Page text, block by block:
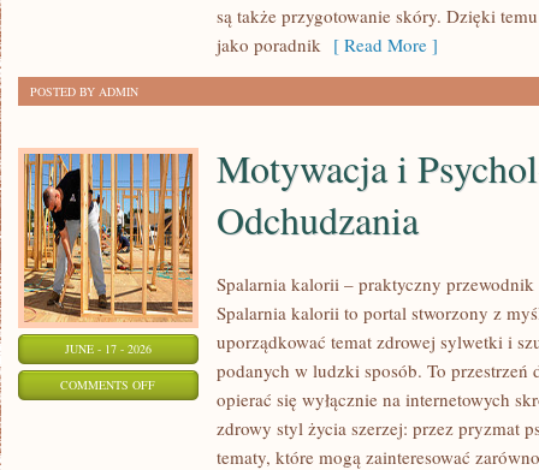
są także przygotowanie skóry. Dzięki
jako poradnik [ Read More ]
POSTED BY ADMIN
JUNE - 17 - 2026
COMMENTS OFFON
MOTYWACJA
Motywacja i
Odchudzania
Spalarnia kalorii – praktyczny
Spalarnia kalorii to portal stworzony z
uporządkować temat zdrowej sylwetki i
podanych w ludzki sposób. To
opierać się wyłącznie na internetowych
zdrowy styl życia szerzej: przez pryzmat
tematy, które mogą zainteresować